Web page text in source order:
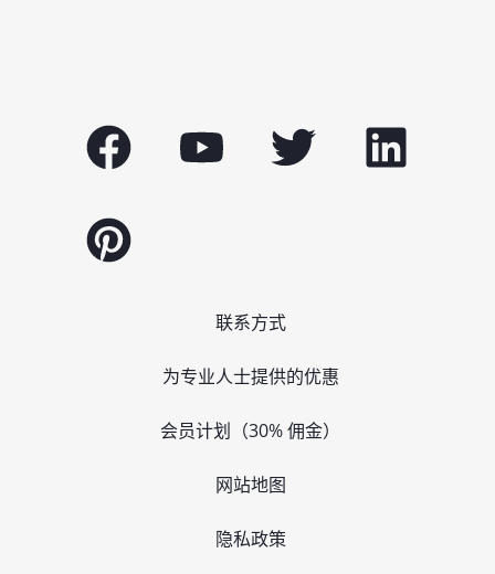
联系方式
为专业人士提供的优惠
会员计划（30% 佣金）
网站地图
隐私政策